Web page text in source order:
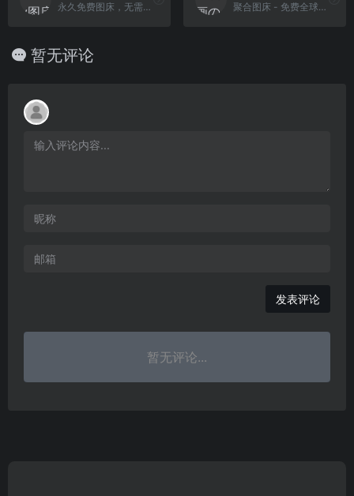
永久免费图床，无需注册，批量上传，即时预览，无限流量，无限外链，永久保存，微博服务器，全网CDN，高速稳定，网页上传，无需插件。支持JPG, GIF, PNG等文件格 式。支持远程图片上传。微博图床，围脖是个好图床。 聚合图床 - 免费全球CDN图床 阿里图床 搜狗图床 京东图床 头条图床 腾讯图床 搜狐图床 网易图床 葫芦侠图床 58图床
暂无评论
发表评论
暂无评论...